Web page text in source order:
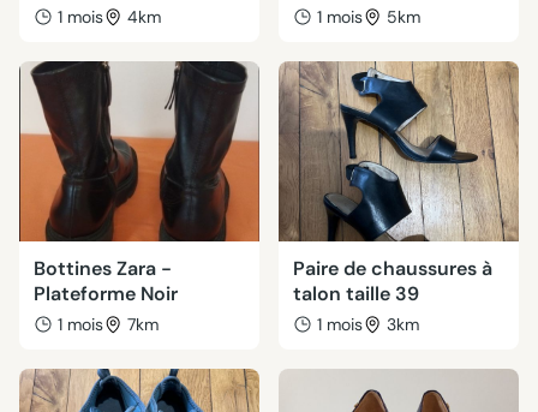
1 mois 4km 1 mois 5km
Bottines Zara -
Plateforme Noir
1 mois 7km
Paire de chaussures à
talon taille 39
1 mois 3km